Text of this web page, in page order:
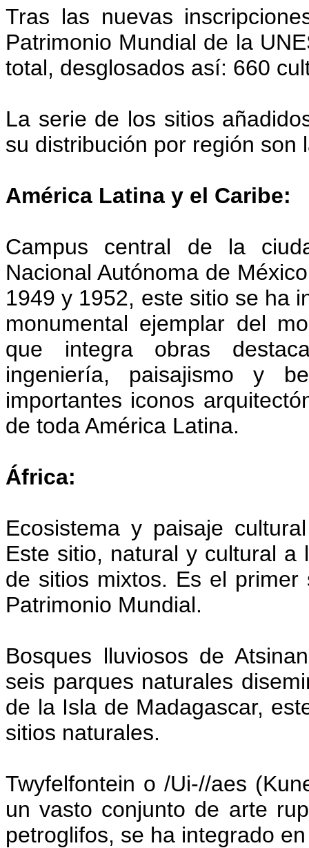
Tras las nuevas
Patrimonio Mundial de la
total, desglosados así: 660
La serie de los sitios
su distribución por región son
América Latina y el Caribe:
Campus central de la
Nacional Autónoma de
1949 y 1952, este sitio se ha
monumental ejemplar del
que integra obras
ingeniería, paisajismo y
importantes iconos
de toda América Latina.
África:
Ecosistema y paisaje
Este sitio, natural y cultural
de sitios mixtos. Es el
Patrimonio Mundial.
Bosques lluviosos de
seis parques naturales
de la Isla de Madagascar,
sitios naturales.
Twyfelfontein o /Ui-//aes
un vasto conjunto de arte
petroglifos, se ha integrado